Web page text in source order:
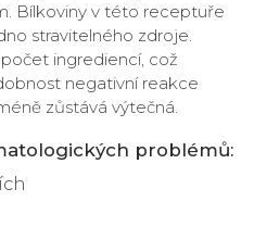
Bílkoviny v této receptuře
stravitelného zdroje.
ingrediencí, což
negativní reakce
zůstává výtečná.
problémů: